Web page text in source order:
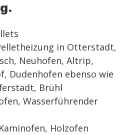
in Otterstadt,
Neuhofen, Altrip,
Dudenhofen ebenso wie
Brühl
Wasserführender
Holzofen